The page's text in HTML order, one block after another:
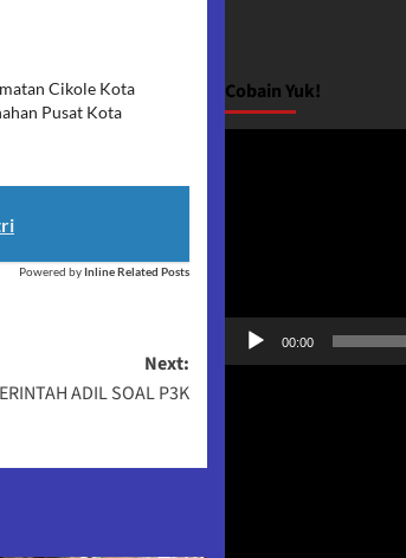
Cikole Kota
Pusat Kota
Powered by Inline Related Posts
Next:
ADIL SOAL P3K
Cobain Yuk!
00:00